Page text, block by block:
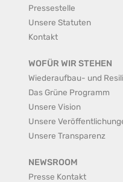
Pressestelle
Unsere Statuten
Kontakt
WOFÜR WIR STEHEN
Wiederaufbau- und
Das Grüne Programm
Unsere Vision
Unsere
Unsere Transparenz
NEWSROOM
Presse Kontakt